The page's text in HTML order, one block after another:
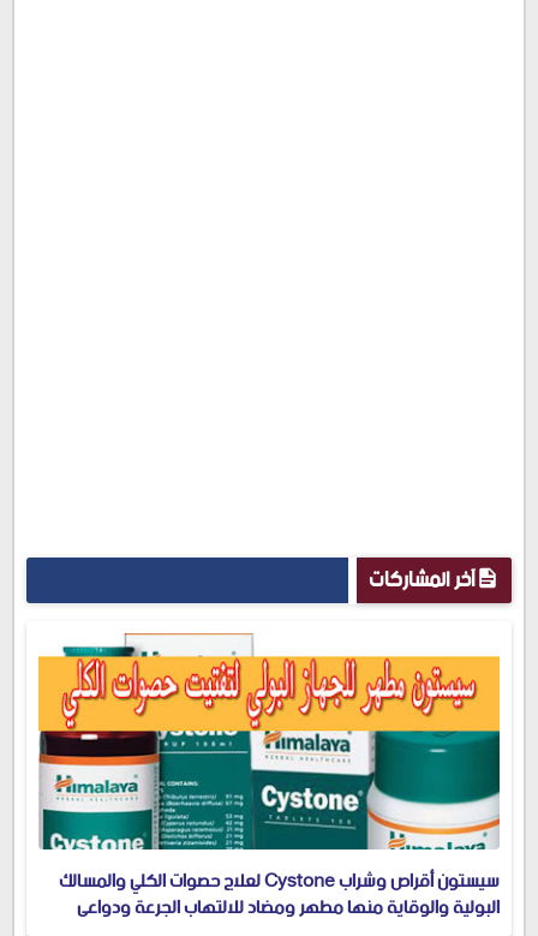
آخر المشاركات
سيستون أقراص وشراب Cystone لعلاج حصوات الكلي والمسالك
البولية والوقاية منها مطهر ومضاد للالتهاب الجرعة ودواعي